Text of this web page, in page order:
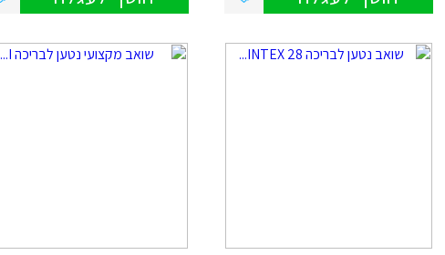
סליים/בצקים
ספלים
גמבוי